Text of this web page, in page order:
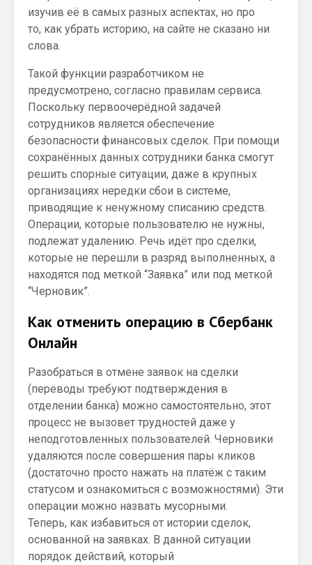
изучив её в самых разных аспектах, но про
то, как убрать историю, на сайте не сказано ни
слова.
Такой функции разработчиком не
предусмотрено, согласно правилам сервиса.
Поскольку первоочерёдной задачей
сотрудников является обеспечение
безопасности финансовых сделок. При помощи
сохранённых данных сотрудники банка смогут
решить спорные ситуации, даже в крупных
организациях нередки сбои в системе,
приводящие к ненужному списанию средств.
Операции, которые пользователю не нужны,
подлежат удалению. Речь идёт про сделки,
которые не перешли в разряд выполненных, а
находятся под меткой “Заявка” или под меткой
“Черновик”.
Как отменить операцию в Сбербанк
Онлайн
Разобраться в отмене заявок на сделки
(переводы требуют подтверждения в
отделении банка) можно самостоятельно, этот
процесс не вызовет трудностей даже у
неподготовленных пользователей. Черновики
удаляются после совершения пары кликов
(достаточно просто нажать на платёж с таким
статусом и ознакомиться с возможностями). Эти
операции можно назвать мусорными.
Теперь, как избавиться от истории сделок,
основанной на заявках. В данной ситуации
порядок действий, который